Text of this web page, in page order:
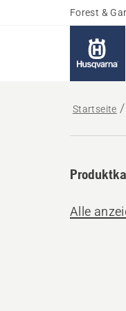
Forest &
Startseite
Alle